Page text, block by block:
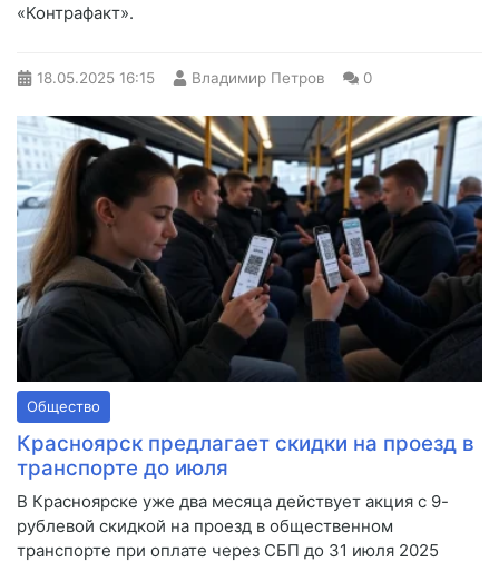
«Контрафакт».
18.05.2025 16:15 Владимир Петров 0
Общество
Красноярск предлагает скидки на проезд в
транспорте до июля
В Красноярске уже два месяца действует акция с 9-
рублевой скидкой на проезд в общественном
транспорте при оплате через СБП до 31 июля 2025